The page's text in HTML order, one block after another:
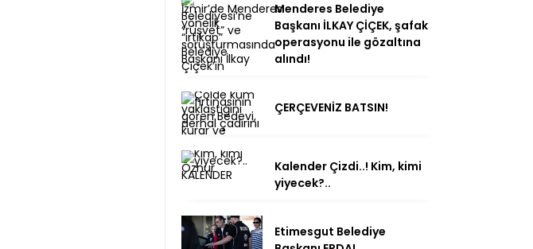
Menderes Belediye
Başkanı İLKAY ÇİÇEK, şafak
operasyonu ile gözaltına
alındı!
ÇERÇEVENİZ BATSIN!
Kalender Çizdi..! Kim, kimi
yiyecek?..
Etimesgut Belediye